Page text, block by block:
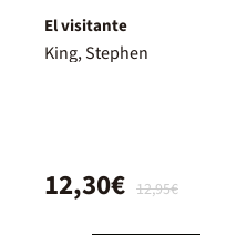
El visitante
King, Stephen
12,95€
12,30€